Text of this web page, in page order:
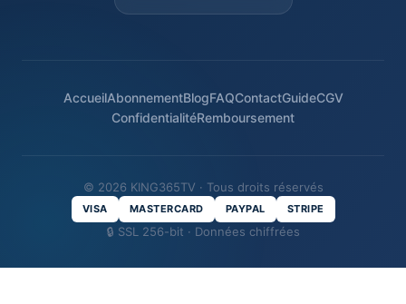
AccueilAbonnementBlogFAQContactGuideCGV
ConfidentialitéRemboursement
© 2026 KING365TV · Tous droits réservés
VISA MASTERCARD PAYPAL STRIPE
🔒 SSL 256-bit · Données chiffrées